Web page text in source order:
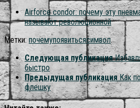
Airforce condor: почему эту
называют революционной
Метки: почемупоявитьсясимвол
Следующая публикация
быстро
Предыдущая публикация Как
флешку